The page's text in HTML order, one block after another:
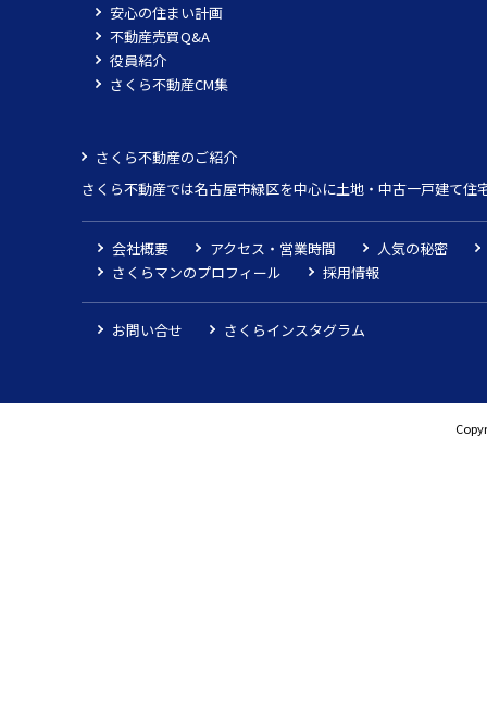
安心の住まい計画
不動産売買Q&A
役員紹介
さくら不動産CM集
さくら不動産のご紹介
さくら不動産では名古屋市緑区を中心に土地・中古一戸建て
会社概要 アクセス・営業時間
人気の秘密
さくらマンのプロフィール
採用情報
お問い合せ さくらインスタグラム